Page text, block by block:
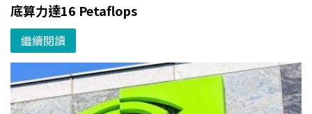
底算力達16 Petaflops
繼續閱讀